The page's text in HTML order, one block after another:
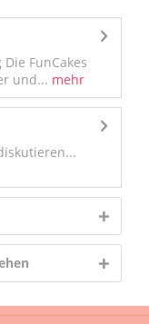
FunCakes
und... mehr